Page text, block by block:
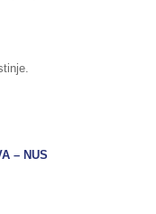
– NUS